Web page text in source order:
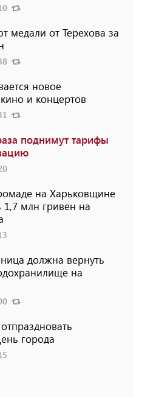
медали от Терехова за
новое
и концертов
поднимут тарифы
на Харьковщине
1,7 млн ​​гривен на
должна вернуть
на
города